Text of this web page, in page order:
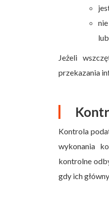
Jeżeli
przekazania
Kontrola
wykonania
kontrolne
gdy ich